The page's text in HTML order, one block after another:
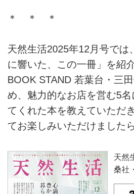
＊ ＊ ＊
天然生活2025年12月号では
に響いた、この一冊」を紹
BOOK STAND 若葉台・三
め、魅力的なお店を営む5
てくれた本を教えていただ
てお楽しみいただけました
天然
桑社